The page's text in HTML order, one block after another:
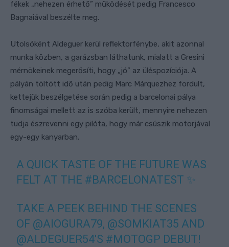
fékek „nehezen érhető” működését pedig Francesco
Bagnaiával beszélte meg.
Utolsóként Aldeguer kerül reflektorfénybe, akit azonnal
munka közben, a garázsban láthatunk, mialatt a Gresini
mérnökeinek megerősíti, hogy „jó” az üléspozíciója. A
pályán töltött idő után pedig Marc Márquezhez fordult,
kettejük beszélgetése során pedig a barcelonai pálya
finomságai mellett az is szóba került, mennyire nehezen
tudja észrevenni egy pilóta, hogy már csúszik motorjával
egy-egy kanyarban.
A QUICK TASTE OF THE FUTURE WAS
FELT AT THE #BARCELONATEST ✨
TAKE A PEEK BEHIND THE SCENES
OF @AIOGURA79, @SOMKIAT35 AND
@ALDEGUER54'S #MOTOGP DEBUT!